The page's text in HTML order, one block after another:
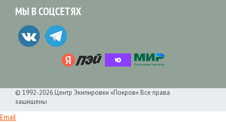
МЫ В СОЦСЕТЯХ
© 1992-2026 Центр Экипировки «Покров» Все права
защищены
Email